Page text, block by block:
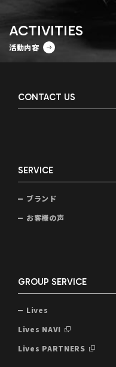
ACTIVITIES
活動内容
CONTACT US
SERVICE
ブランド
お客様の声
GROUP SERVICE
Lives
Lives NAVI
Lives PARTNERS